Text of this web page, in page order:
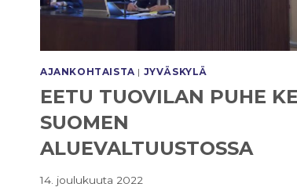
AJANKOHTAISTA | JYVÄSKYLÄ
EETU TUOVILAN PUHE
SUOMEN
ALUEVALTUUSTOSSA
14. joulukuuta 2022